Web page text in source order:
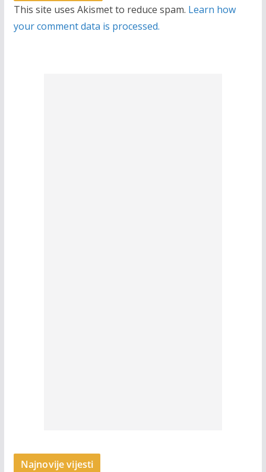
This site uses Akismet to reduce spam. Learn how
your comment data is processed.
Najnovije vijesti